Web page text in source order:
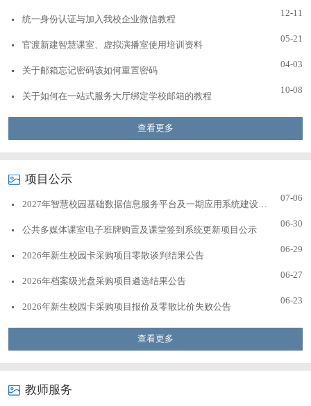
统一身份认证与加入我校企业微信教程
12-11
官渡新建智慧课室、虚拟演播室使用培训资料
05-21
关于邮箱忘记密码该如何重置密码
04-03
关于如何在一站式服务大厅绑定学校邮箱的教程
10-08
查看更多
项目公示
2027年智慧校园基础数据信息服务平台及一期应用系统建设项目续保服务采购项目公示
07-06
公共多媒体课室电子班牌购置及课堂签到系统更新项目公示
06-30
2026年新生校园卡采购项目零散谈判结果公告
06-29
2026年档案级光盘采购项目遴选结果公告
06-27
2026年新生校园卡采购项目报价及零散比价失败公告
06-23
查看更多
教师服务